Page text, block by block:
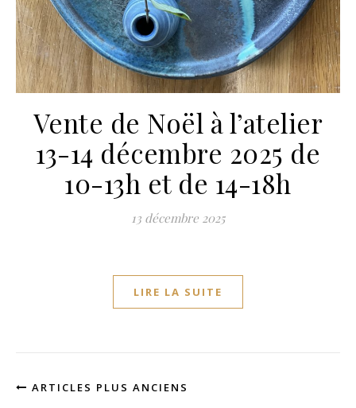
Vente de Noël à l’atelier
13-14 décembre 2025 de
10-13h et de 14-18h
13 décembre 2025
LIRE LA SUITE
ARTICLES PLUS ANCIENS